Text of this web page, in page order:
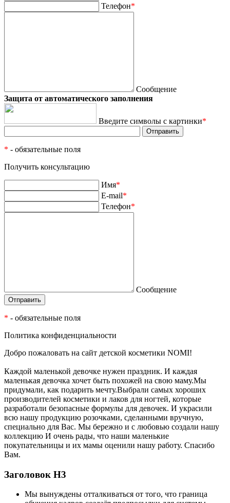
Телефон*
Сообщение
Защита от автоматического заполнения
Введите символы с картинки*
* - обязательные поля
Получить консультацию
Имя*
E-mail*
Телефон*
Сообщение
* - обязательные поля
Политика конфиденциальности
Добро пожаловать на сайт детской косметики NOMI!
Каждой маленькой девочке нужен праздник. И каждая
маленькая девочка хочет быть похожей на свою маму.Мы
придумали, как подарить мечту.Выбрали самых хороших
производителей косметики и лаков для ногтей, которые
разработали безопасные формулы для девочек. И украсили
всю нашу продукцию розочками, сделанными вручную,
специально для Вас. Мы бережно и с любовью создали нашу
коллекцию И очень рады, что наши маленькие
покупательницы и их мамы оценили нашу работу. Спасибо
Вам.
Заголовок Н3
Мы вынуждены отталкиваться от того, что граница